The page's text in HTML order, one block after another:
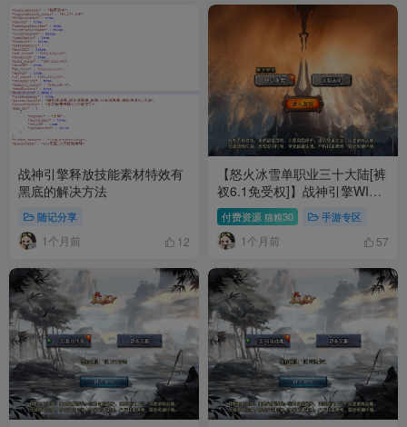
战神引擎释放技能素材特效有
黑底的解决方法
随记分享
1个月前 12
【怒火冰雪单职业三十大陆[裤
衩6.1免受权]】战神引擎WIN
服务端+GM工具+充值后台+双
端+架设教程
付费资源 猫粮30 手游专区
1个月前 57